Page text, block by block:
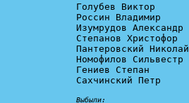
Голубев Виктор
Россин Владимир
Изумрудов Александр
Степанов Христофор
Пантеровский Николай
Номофилов Сильвестр
Гениев Степан
Сахчинский Петр
Выбыли: